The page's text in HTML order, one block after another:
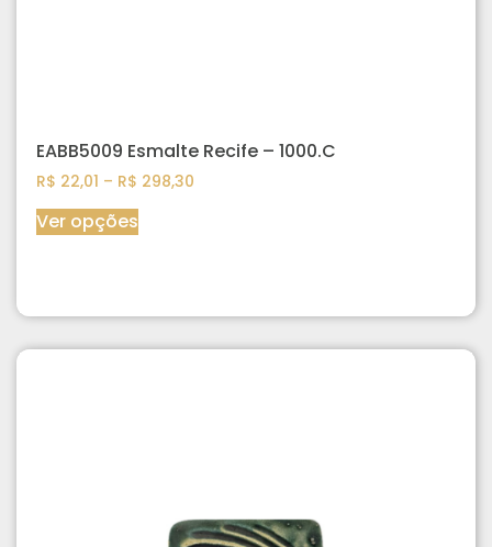
EABB5009 Esmalte Recife – 1000.C
R$ 22,01 – R$ 298,30
Ver opções